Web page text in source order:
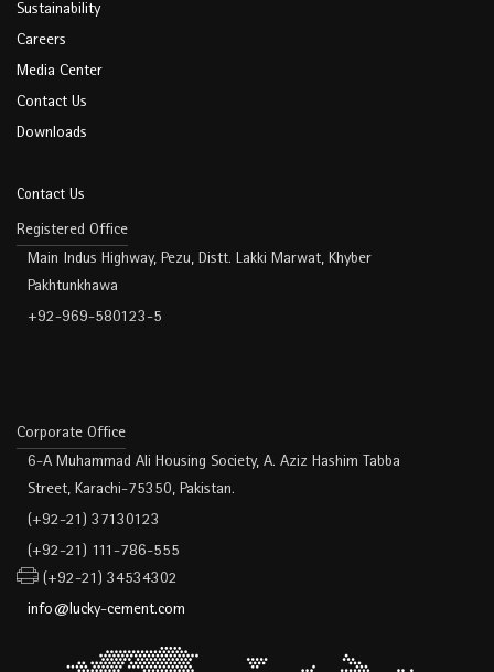
Sustainability
Careers
Media Center
Contact Us
Downloads
Contact Us
Registered Office
Main Indus Highway, Pezu, Distt. Lakki Marwat, Khyber
Pakhtunkhawa
+92-969-580123-5
Corporate Office
6-A Muhammad Ali Housing Society, A. Aziz Hashim Tabba
Street, Karachi-75350, Pakistan.
(+92-21) 37130123
(+92-21) 111-786-555
(+92-21) 34534302
info@lucky-cement.com